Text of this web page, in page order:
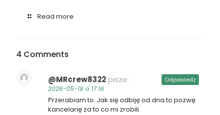
Read more
4 Comments
@MRcrew8322pisze:
2026-05-19 o 17:16
Przerabiam to. Jak się odbiję od dna to pozwę
kancelarię za to co mi zrobili.
Odpowiedz